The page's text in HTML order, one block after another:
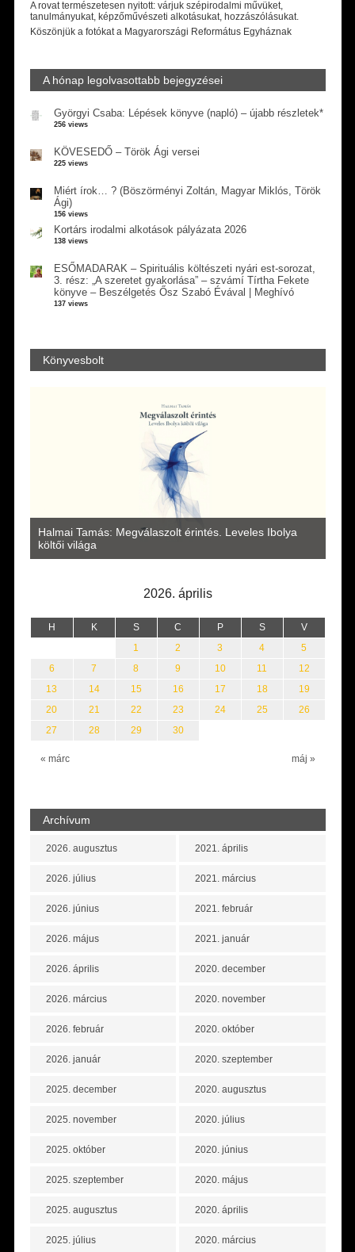
A rovat természetesen nyitott: várjuk szépirodalmi művüket,
tanulmányukat, képzőművészeti alkotásukat, hozzászólásukat.
Köszönjük a fotókat a Magyarországi Református Egyháznak
A hónap legolvasottabb bejegyzései
Györgyi Csaba: Lépések könyve (napló) – újabb részletek*
256 views
KÖVESEDŐ – Török Ági versei
225 views
Miért írok… ? (Böszörményi Zoltán, Magyar Miklós, Török
Ági)
156 views
Kortárs irodalmi alkotások pályázata 2026
138 views
ESŐMADARAK – Spirituális költészeti nyári est-sorozat,
3. rész: „A szeretet gyakorlása” – szvámí Tírtha Fekete
könyve – Beszélgetés Ősz Szabó Évával | Meghívó
137 views
Könyvesbolt
Halmai Tamás: Megválaszolt érintés. Leveles Ibolya
költői világa
2026. április
H K S C P S V
« márc máj »
1 2 3 4
5
6
7 8 9 10 11
12
13
14 15 16 17 18
19
20
21 22 23 24 25
26
27
28 29 30
Archívum
2026. augusztus
2026. július
2026. június
2026. május
2026. április
2026. március
2026. február
2026. január
2025. december
2025. november
2025. október
2025. szeptember
2025. augusztus
2025. július
2021. április
2021. március
2021. február
2021. január
2020. december
2020. november
2020. október
2020. szeptember
2020. augusztus
2020. július
2020. június
2020. május
2020. április
2020. március